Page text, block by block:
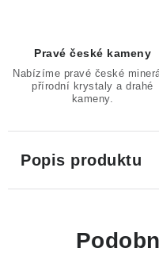
Pravé české kameny
Nabízíme pravé české
přírodní krystaly a drahé
kameny.
Popis produktu